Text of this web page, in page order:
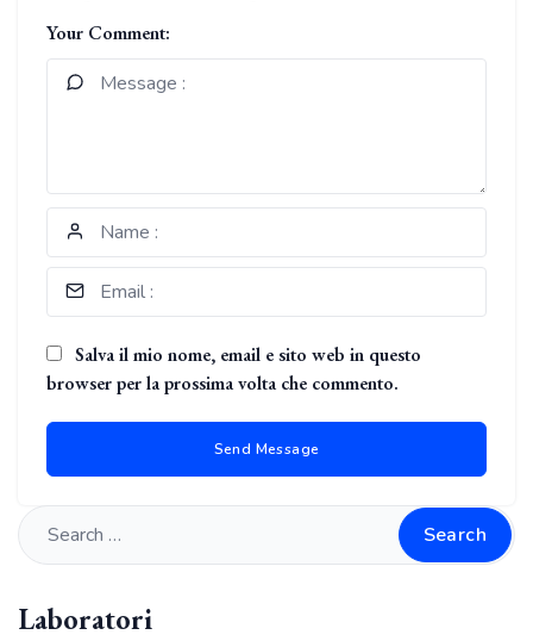
Your Comment:
Salva il mio nome, email e sito web in questo
browser per la prossima volta che commento.
Search
Laboratori